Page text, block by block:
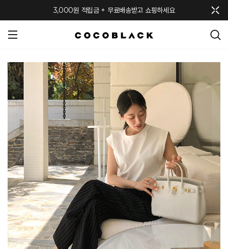
3,000원 적립금 + 무료배송받고 쇼핑하세요